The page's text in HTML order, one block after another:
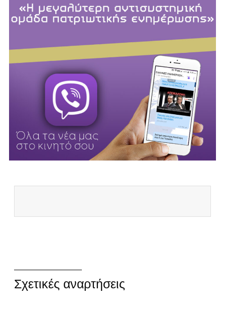
Σχετικές αναρτήσεις